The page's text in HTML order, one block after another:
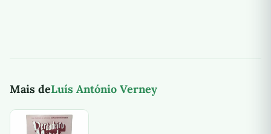
Mais deLuís António Verney